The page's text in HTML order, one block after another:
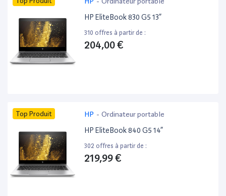
HP EliteBook 830 G5 13”
310 offres à partir de :
204,00 €
Top Produit HP - Ordinateur portable
HP EliteBook 840 G5 14”
302 offres à partir de :
219,99 €